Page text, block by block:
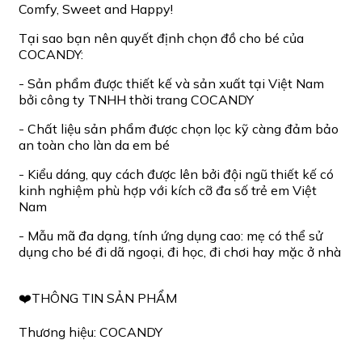
Comfy, Sweet and Happy!
Tại sao bạn nên quyết định chọn đồ cho bé của
COCANDY:
- Sản phẩm được thiết kế và sản xuất tại Việt Nam
bởi công ty TNHH thời trang COCANDY
- Chất liệu sản phẩm được chọn lọc kỹ càng đảm bảo
an toàn cho làn da em bé
- Kiểu dáng, quy cách được lên bởi đội ngũ thiết kế có
kinh nghiệm phù hợp với kích cỡ đa số trẻ em Việt
Nam
- Mẫu mã đa dạng, tính ứng dụng cao: mẹ có thể sử
dụng cho bé đi dã ngoại, đi học, đi chơi hay mặc ở nhà
❤️THÔNG TIN SẢN PHẨM
Thương hiệu: COCANDY